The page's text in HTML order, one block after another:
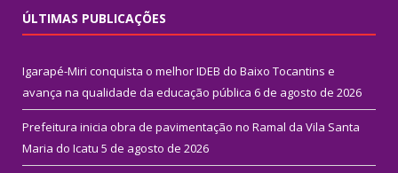
ÚLTIMAS PUBLICAÇÕES
Igarapé-Miri conquista o melhor IDEB do Baixo Tocantins e
avança na qualidade da educação pública 6 de agosto de 2026
Prefeitura inicia obra de pavimentação no Ramal da Vila Santa
Maria do Icatu 5 de agosto de 2026